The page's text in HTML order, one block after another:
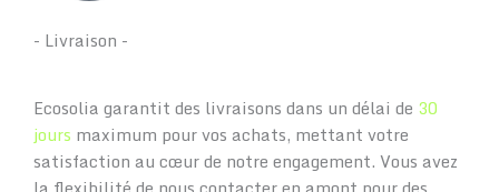
- Livraison -
Ecosolia garantit des livraisons dans un délai de 30
jours maximum pour vos achats, mettant votre
satisfaction au cœur de notre engagement. Vous avez